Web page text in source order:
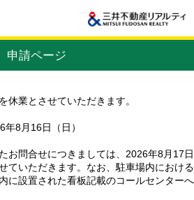
申請ページ
休業とさせていただきます。
8月16日（日）
お問合せにつきましては、2026年8月17日
ていただきます。なお、駐車場内における
に設置された看板記載のコールセンターへ